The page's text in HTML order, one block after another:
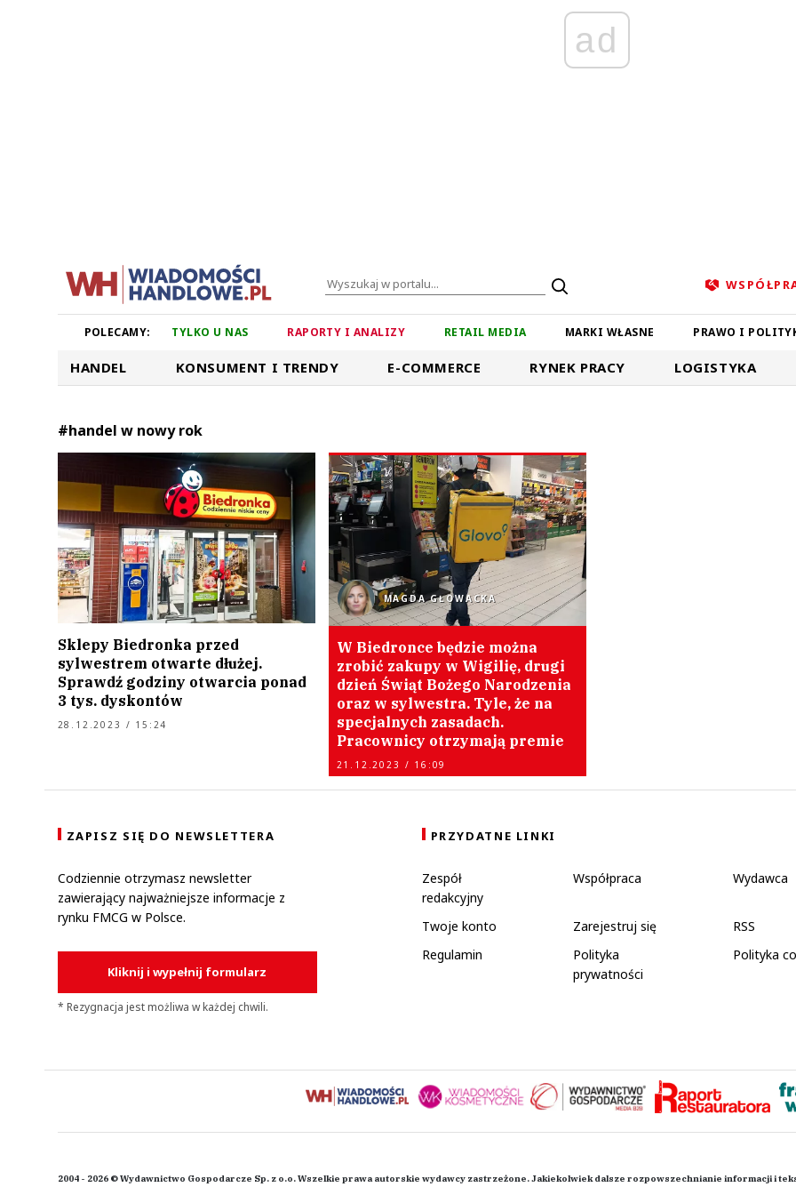
ad
POLECAMY: TYLKO U NAS RAPORTY I ANALIZY RETAIL MEDIA MARKI WŁASNE PRAWO I
HANDEL KONSUMENT I TRENDY E-COMMERCE RYNEK PRACY LOGISTYKA
#handel w nowy rok
Sklepy Biedronka przed
sylwestrem otwarte dłużej.
Sprawdź godziny otwarcia ponad
3 tys. dyskontów
28.12.2023 / 15:24
MAGDA GŁOWACKA
W Biedronce będzie można
zrobić zakupy w Wigilię, drugi
dzień Świąt Bożego Narodzenia
oraz w sylwestra. Tyle, że na
specjalnych zasadach.
Pracownicy otrzymają premie
21.12.2023 / 16:09
ZAPISZ SIĘ DO NEWSLETTERA
Codziennie otrzymasz newsletter
zawierający najważniejsze informacje z
rynku FMCG w Polsce.
Kliknij i wypełnij formularz
* Rezygnacja jest możliwa w każdej chwili.
PRZYDATNE LINKI
Zespół
redakcyjny
Współpraca Wydawca
Twoje konto Zarejestruj się
RSS
Regulamin
Polityka
prywatności
Polityka
2004 - 2026 © Wydawnictwo Gospodarcze Sp. z o.o. Wszelkie prawa autorskie wydawcy zastrzeżone. Jakiekolwiek dalsze rozpowszechnianie informacji i